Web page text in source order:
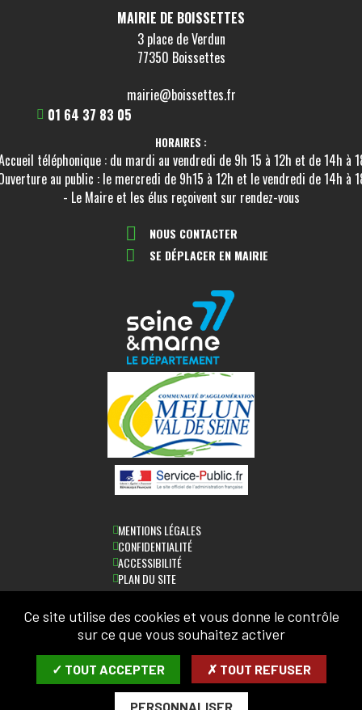
MAIRIE DE BOISSETTES
3 place de Verdun
77350 Boissettes
mairie@boissettes.fr
01 64 37 83 05
HORAIRES :
téléphonique : du mardi au vendredi de 9h 15 à 12h et de 14h à
au public : le mercredi de 9h15 à 12h et le vendredi de 14h à
- Le Maire et les élus reçoivent sur rendez-vous
NOUS CONTACTER
SE DÉPLACER EN MAIRIE
MENTIONS LÉGALES
CONFIDENTIALITÉ
ACCESSIBILITÉ
PLAN DU SITE
NEWSLETTER
SAISIR VOTRE ADRESSE MAIL:
Ce site utilise des cookies et vous donne le contrôle
sur ce que vous souhaitez activer
✓ TOUT ACCEPTER ✗ TOUT REFUSER
PERSONNALISER